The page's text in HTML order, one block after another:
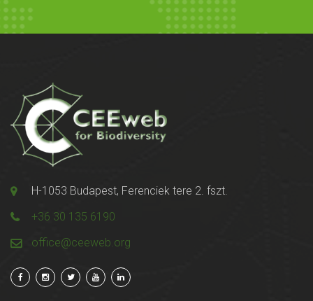
H-1053 Budapest, Ferenciek tere 2. fszt.
+36 30 135 6190
office@ceeweb.org